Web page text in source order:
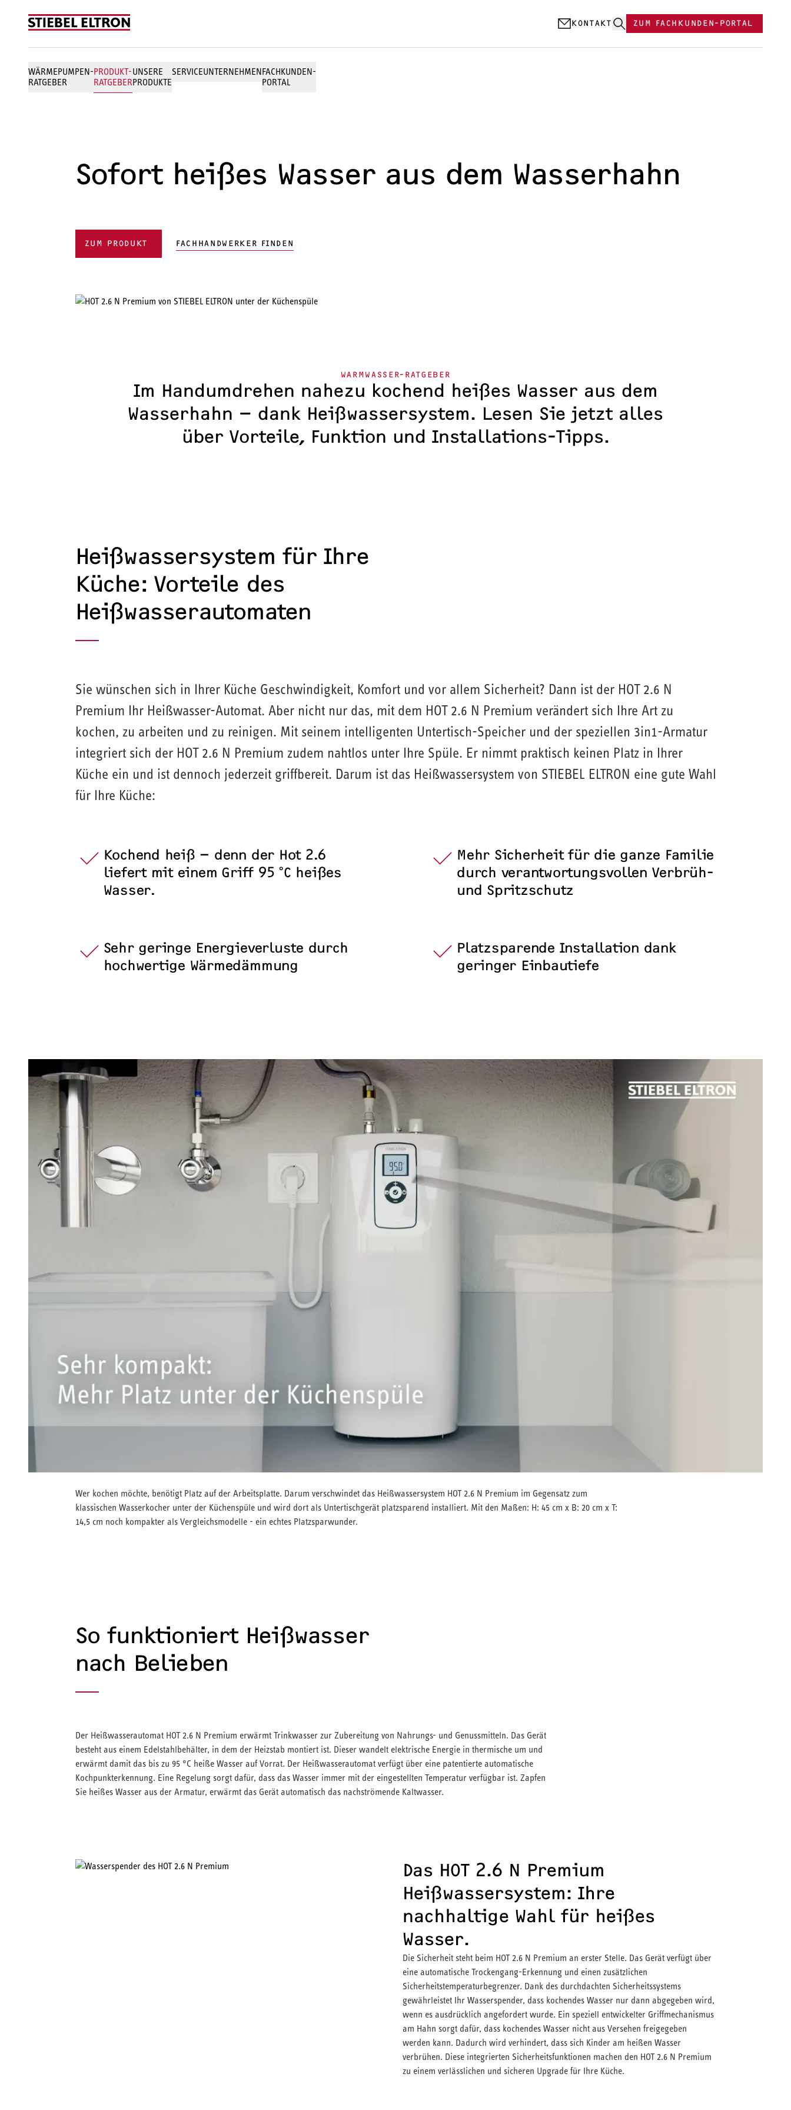
KONTAKT
ZUM FACHKUNDEN-PORTAL
WÄRMEPUMPEN-
RATGEBER
PRODUKT-
RATGEBER
Durchlauferhitzer
UNSERE
PRODUKTE
SERVICEUNTERNEHMENFACHKUNDEN-
PORTAL
Sofort heißes Wasser aus dem Wasserhahn
ZUM PRODUKT FACHHANDWERKER FINDEN
WARMWASSER-RATGEBER
Im Handumdrehen nahezu kochend heißes Wasser aus dem
Wasserhahn – dank Heißwassersystem. Lesen Sie jetzt alles
über Vorteile, Funktion und Installations-Tipps.
Heißwassersystem für Ihre
Küche: Vorteile des
Heißwasser­automaten
Sie wünschen sich in Ihrer Küche Geschwindigkeit, Komfort und vor allem Sicherheit? Dann ist der HOT 2.6 N
Premium Ihr Heißwasser-Automat. Aber nicht nur das, mit dem HOT 2.6 N Premium verändert sich Ihre Art zu
kochen, zu arbeiten und zu reinigen. Mit seinem intelligenten Untertisch-Speicher und der speziellen 3in1-Armatur
integriert sich der HOT 2.6 N Premium zudem nahtlos unter Ihre Spüle. Er nimmt praktisch keinen Platz in Ihrer
Küche ein und ist dennoch jederzeit griffbereit. Darum ist das Heißwassersystem von STIEBEL ELTRON eine gute Wahl
für Ihre Küche:
Kochend heiß – denn der Hot 2.6
liefert mit einem Griff 95 °C heißes
Wasser.
Mehr Sicherheit für die ganze Familie
durch verantwortungsvollen Verbrüh-
und Spritzschutz
Sehr geringe Energieverluste durch
hochwertige Wärmedämmung
Platzsparende Installation dank
geringer Einbautiefe
Wer kochen möchte, benötigt Platz auf der Arbeitsplatte. Darum verschwindet das Heißwassersystem HOT 2.6 N Premium im Gegensatz zum
klassischen Wasserkocher unter der Küchenspüle und wird dort als Untertischgerät platzsparend installiert. Mit den Maßen: H: 45 cm x B: 20 cm x T:
14,5 cm noch kompakter als Vergleichsmodelle - ein echtes Platzsparwunder.
So funktioniert Heißwasser
nach Belieben
Der Heißwasserautomat HOT 2.6 N Premium erwärmt Trinkwasser zur Zubereitung von Nahrungs- und Genussmitteln. Das Gerät
besteht aus einem Edelstahlbehälter, in dem der Heizstab montiert ist. Dieser wandelt elektrische Energie in thermische um und
erwärmt damit das bis zu 95 °C heiße Wasser auf Vorrat. Der Heißwasserautomat verfügt über eine patentierte automatische
Kochpunkterkennung. Eine Regelung sorgt dafür, dass das Wasser immer mit der eingestellten Temperatur verfügbar ist. Zapfen
Sie heißes Wasser aus der Armatur, erwärmt das Gerät automatisch das nachströmende Kaltwasser.
Das HOT 2.6 N Premium
Heißwassersystem: Ihre
nachhaltige Wahl für heißes
Wasser.
Die Sicherheit steht beim HOT 2.6 N Premium an erster Stelle. Das Gerät verfügt über
eine automatische Trockengang-Erkennung und einen zusätzlichen
Sicherheitstemperaturbegrenzer. Dank des durchdachten Sicherheitssystems
gewährleistet Ihr Wasserspender, dass kochendes Wasser nur dann abgegeben wird,
wenn es ausdrücklich angefordert wurde. Ein speziell entwickelter Griffmechanismus
am Hahn sorgt dafür, dass kochendes Wasser nicht aus Versehen freigegeben
werden kann. Dadurch wird verhindert, dass sich Kinder am heißen Wasser
verbrühen. Diese integrierten Sicherheitsfunktionen machen den HOT 2.6 N Premium
zu einem verlässlichen und sicheren Upgrade für Ihre Küche.